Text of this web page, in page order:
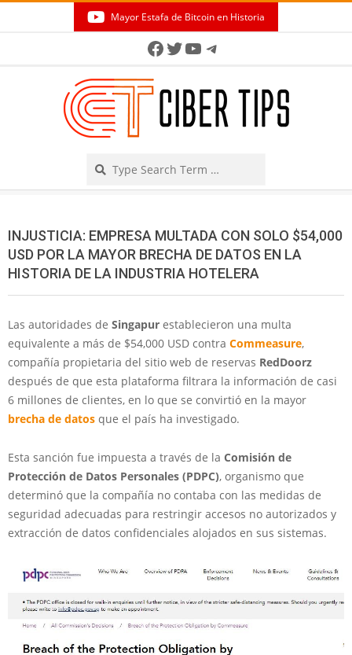
Mayor Estafa de Bitcoin en Historia
Facebook
Twitter
YouTube
Telegram
INJUSTICIA: EMPRESA MULTADA CON SOLO $54,000
USD POR LA MAYOR BRECHA DE DATOS EN LA
HISTORIA DE LA INDUSTRIA HOTELERA
Las autoridades de Singapur establecieron una multa
equivalente a más de $54,000 USD contra Commeasure,
compañía propietaria del sitio web de reservas RedDoorz
después de que esta plataforma filtrara la información de casi
6 millones de clientes, en lo que se convirtió en la mayor
brecha de datos que el país ha investigado.
Esta sanción fue impuesta a través de la Comisión de
Protección de Datos Personales (PDPC), organismo que
determinó que la compañía no contaba con las medidas de
seguridad adecuadas para restringir accesos no autorizados y
extracción de datos confidenciales alojados en sus sistemas.